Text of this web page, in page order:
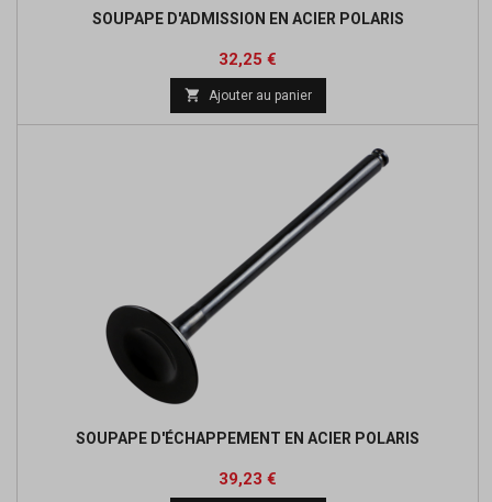
SOUPAPE D'ADMISSION EN ACIER POLARIS
Prix
32,25 €
base
 Ajouter au panier
SOUPAPE D'ÉCHAPPEMENT EN ACIER POLARIS
Prix
39,23 €